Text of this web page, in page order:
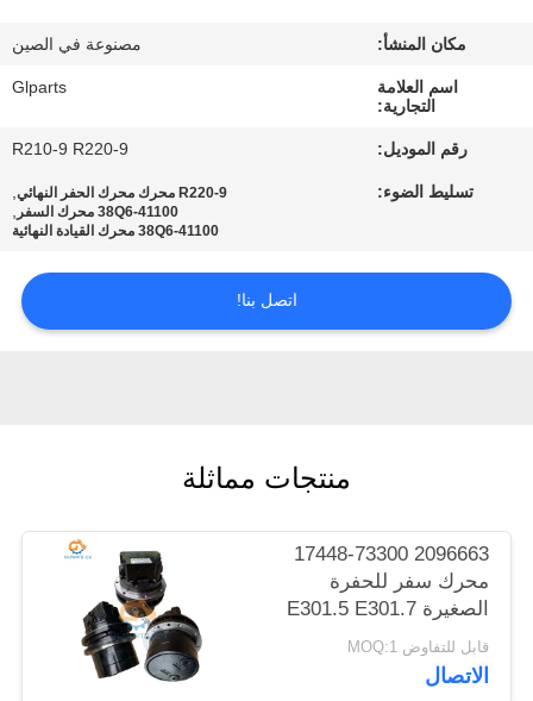
المصنع
مراقبة
الجودة
بنا
الموقع
سياسة
الخصوصية
مكان المنشأ: مصنوعة في الصين
اسم العلامة
التجارية:
Glparts
رقم الموديل: R210-9 R220-9
تسليط الضوء: R220-9 محرك محرك الحفر النهائي ,
38Q6-41100 محرك السفر ,
38Q6-41100 محرك القيادة النهائية
اتصل بنا!
منتجات مماثلة
2096663 17448-73300
محرك سفر للحفرة
الصغيرة E301.5 E301.7
U15 PC15 VIO15
VIO17
قابل للتفاوض MOQ:1
الاتصال